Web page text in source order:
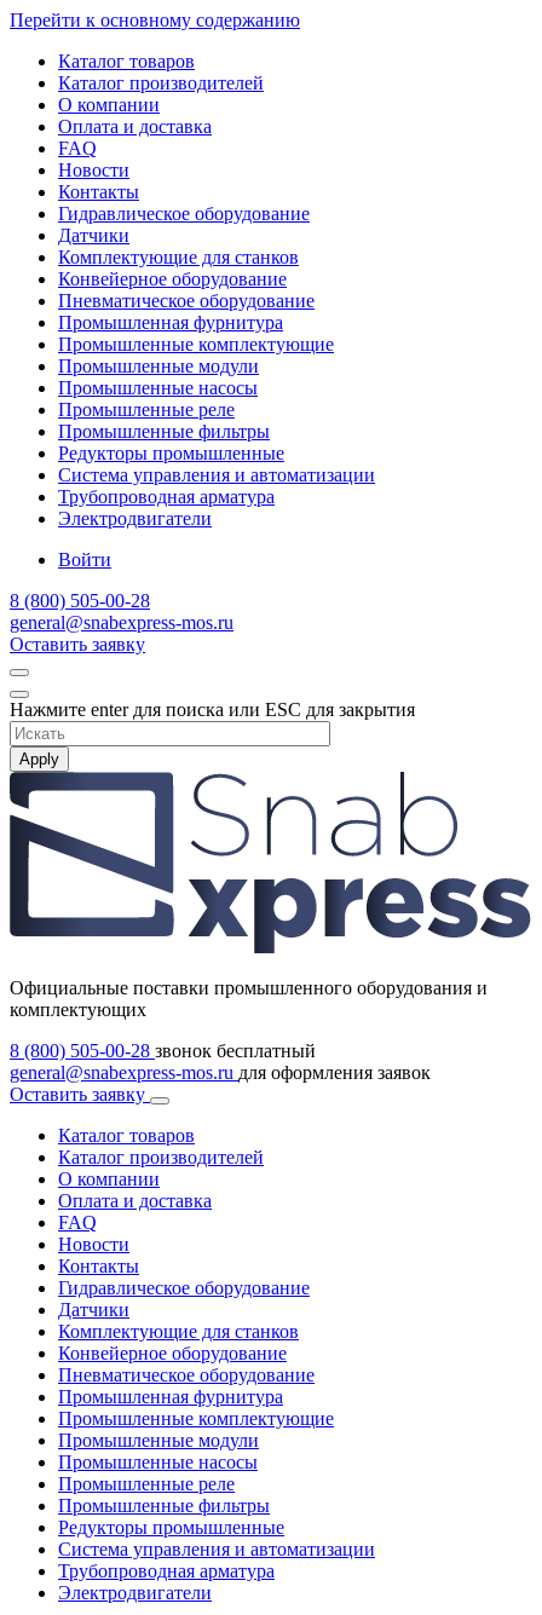
Перейти к основному содержанию
Каталог товаров
Каталог производителей
О компании
Оплата и доставка
FAQ
Новости
Контакты
Гидравлическое оборудование
Датчики
Комплектующие для станков
Конвейерное оборудование
Пневматическое оборудование
Промышленная фурнитура
Промышленные комплектующие
Промышленные модули
Промышленные насосы
Промышленные реле
Промышленные фильтры
Редукторы промышленные
Система управления и автоматизации
Трубопроводная арматура
Электродвигатели
Войти
8 (800) 505-00-28
general@snabexpress-mos.ru
Оставить заявку
Нажмите enter для поиска или ESC для закрытия
Apply
Официальные поставки промышленного оборудования и
комплектующих
8 (800) 505-00-28 звонок бесплатный
general@snabexpress-mos.ru для оформления заявок
Оставить заявку
Каталог товаров
Каталог производителей
О компании
Оплата и доставка
FAQ
Новости
Контакты
Гидравлическое оборудование
Датчики
Комплектующие для станков
Конвейерное оборудование
Пневматическое оборудование
Промышленная фурнитура
Промышленные комплектующие
Промышленные модули
Промышленные насосы
Промышленные реле
Промышленные фильтры
Редукторы промышленные
Система управления и автоматизации
Трубопроводная арматура
Электродвигатели